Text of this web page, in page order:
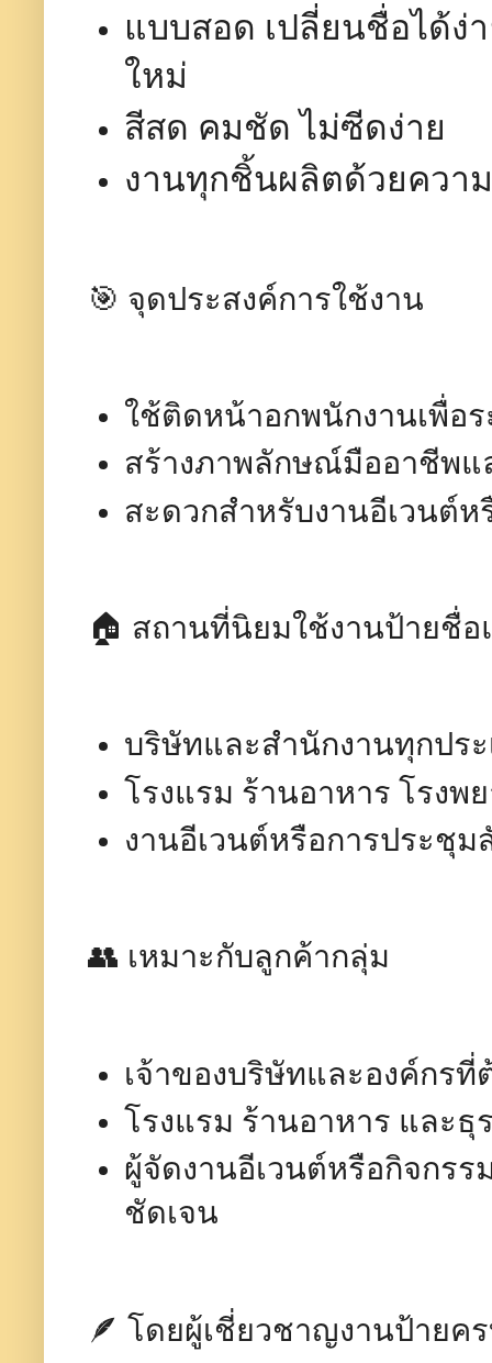
แบบสอด เปลี่ยนชื่อได้ง่
ใหม่
สีสด คมชัด ไม่ซีดง่าย
งานทุกชิ้นผลิตด้วยคว
🎯 จุดประสงค์การใช้งาน
ใช้ติดหน้าอกพนักงานเพื่อ
สร้างภาพลักษณ์มืออาชีพแ
สะดวกสำหรับงานอีเวนต์
🏠 สถานที่นิยมใช้งานป้ายชื่
บริษัทและสำนักงานทุกปร
โรงแรม ร้านอาหาร โรงพ
งานอีเวนต์หรือการประชุ
👥 เหมาะกับลูกค้ากลุ่ม
เจ้าของบริษัทและองค์กร
โรงแรม ร้านอาหาร และธุ
ผู้จัดงานอีเวนต์หรือกิจกร
ชัดเจน
🪶 โดยผู้เชี่ยวชาญงานป้ายค